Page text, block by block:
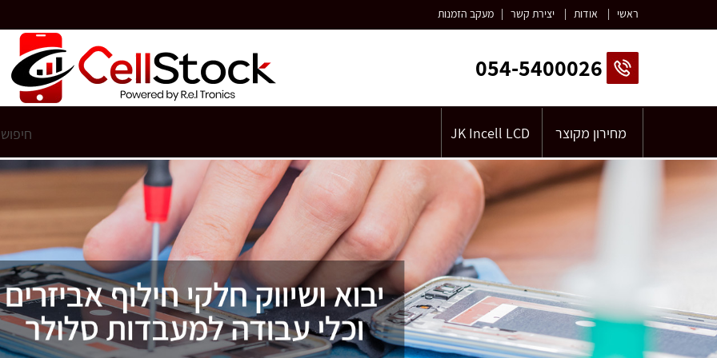
ראשי | אודות | יצירת קשר | מעקב הזמנות
054-5400026
מחירון מקוצר JK Incell LCD